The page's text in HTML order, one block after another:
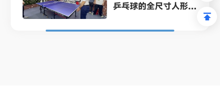
乒乓球的全尺寸人形